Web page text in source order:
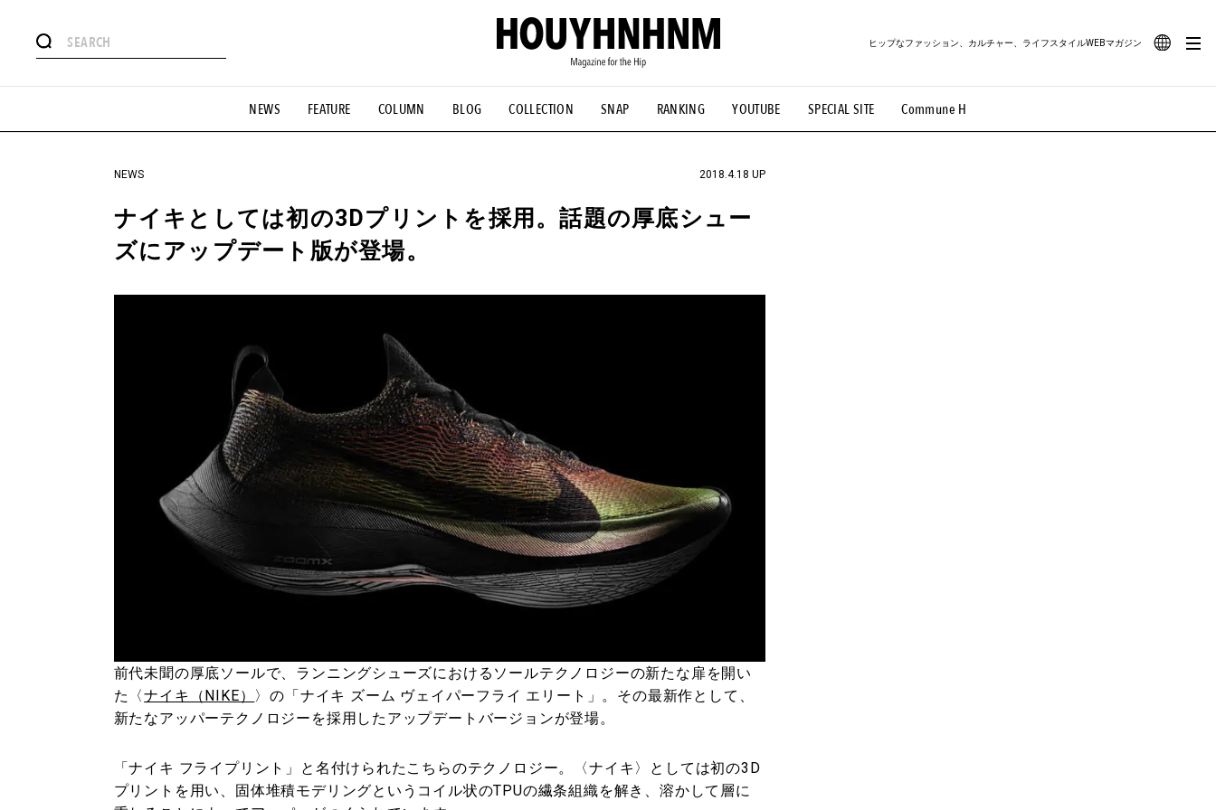
NEWS FEATURE COLUMN BLOG COLLECTION SNAP RANKING YOUTUBE SPECIAL SITE Commune H
ヒップなファッション、カルチャー、ライフスタイルWEBマガジン
#憧れの逸品 #ESSENTIAL DESIGNS #古着サミット #NEW VINTAGE #マイナーグッド図鑑 #路地裏てぃーん。 #MONTHLY JOURNAL
#GH 銘品の所以 #フイナムのYouTube #Commune H #FOCUS IT #AH.H #ととけん #FASHION #MUSIC #MOVIE #LIFESTYLE #SNEAKER #OUTDOOR
#HANDSOME HANDBOOK
NEWS 2018.4.18 UP
ナイキとしては初の3Dプリントを採用。話題の厚底シュー
ズにアップデート版が登場。
前代未聞の厚底ソールで、ランニングシューズにおけるソールテクノロジーの新たな扉を開い
た〈ナイキ（NIKE） 〉の「ナイキ ズーム ヴェイパーフライ エリート」。その最新作として、
新たなアッパーテクノロジーを採用したアップデートバージョンが登場。
「ナイキ フライプリント」と名付けられたこちらのテクノロジー。〈ナイキ〉としては初の3D
プリントを用い、固体堆積モデリングというコイル状のTPUの繊条組織を解き、溶かして層に